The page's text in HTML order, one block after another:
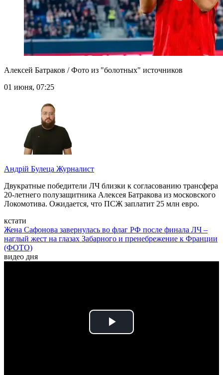
Алексей Батраков / Фото из "болотных" источников
01 июня, 07:25
Андрій Булеца Журналист
Двукратные победители ЛЧ близки к согласованию трансфера
20-летнего полузащитника Алексея Батракова из московского
Локомотива. Ожидается, что ПСЖ заплатит 25 млн евро.
кстати
Жена Сафонова завернулась во флаг РФ после финала ЛЧ –
наглый жест на глазах Забарного и пренебрежение к Франции
(ФОТО)
видео дня
Play